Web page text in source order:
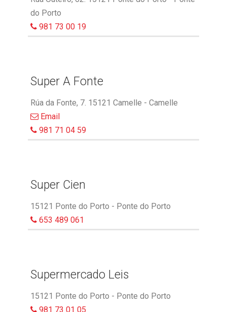
do Porto
981 73 00 19
Super A Fonte
Rúa da Fonte, 7. 15121 Camelle - Camelle
Email
981 71 04 59
Super Cien
15121 Ponte do Porto - Ponte do Porto
653 489 061
Supermercado Leis
15121 Ponte do Porto - Ponte do Porto
981 73 01 05